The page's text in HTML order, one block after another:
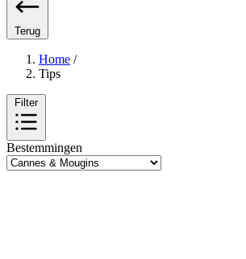
Terug
Home /
Tips
Filter
Bestemmingen